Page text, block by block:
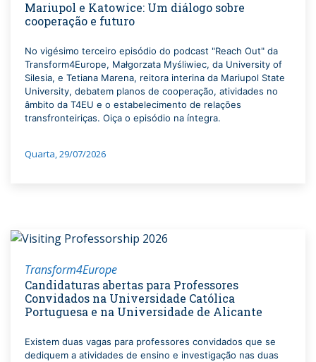
Mariupol e Katowice: Um diálogo sobre
cooperação e futuro
No vigésimo terceiro episódio do podcast "Reach Out" da
Transform4Europe, Małgorzata Myśliwiec, da University of
Silesia, e Tetiana Marena, reitora interina da Mariupol State
University, debatem planos de cooperação, atividades no
âmbito da T4EU e o estabelecimento de relações
transfronteiriças. Oiça o episódio na íntegra.
Quarta, 29/07/2026
Transform4Europe
Candidaturas abertas para Professores
Convidados na Universidade Católica
Portuguesa e na Universidade de Alicante
Existem duas vagas para professores convidados que se
dediquem a atividades de ensino e investigação nas duas